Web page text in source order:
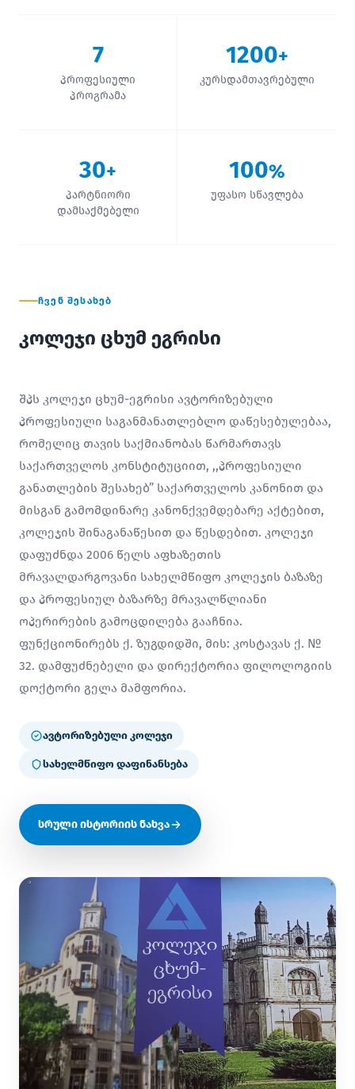
7
პროფესიული
პროგრამა
1200+
კურსდამთავრებული
30+
პარტნიორი
დამსაქმებელი
100%
უფასო სწავლება
ᲩᲕᲔᲜ ᲨᲔᲡᲐᲮᲔᲑ
კოლეჯი ცხუმ ეგრისი
შპს კოლეჯი ცხუმ-ეგრისი ავტორიზებული
პროფესიული საგანმანათლებლო დაწესებულებაა,
რომელიც თავის საქმიანობას წარმართავს
საქართველოს კონსტიტუციით, ,,პროფესიული
განათლების შესახებ” საქართველოს კანონით და
მისგან გამომდინარე კანონქვემდებარე აქტებით,
კოლეჯის შინაგანაწესით და წესდებით. კოლეჯი
დაფუძნდა 2006 წელს აფხაზეთის
მრავალდარგოვანი სახელმწიფო კოლეჯის ბაზაზე
და პროფესიულ ბაზარზე მრავალწლიანი
ოპერირების გამოცდილება გააჩნია.
ფუნქციონირებს ქ. ზუგდიდში, მის: კოსტავას ქ. №
32. დამფუძნებელი და დირექტორია ფილოლოგიის
დოქტორი გელა მამფორია.
ავტორიზებული კოლეჯი
სახელმწიფო დაფინანსება
სრული ისტორიის ნახვა